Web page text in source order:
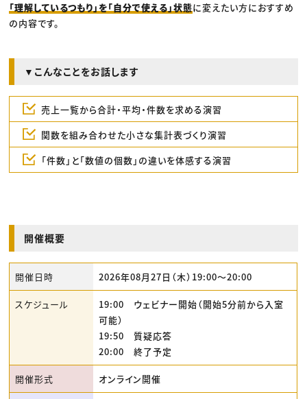
「理解しているつもり」を「自分で使える」状態に変えたい方におすすめ
の内容です。
▼こんなことをお話します
売上一覧から合計・平均・件数を求める演習
関数を組み合わせた小さな集計表づくり演習
「件数」と「数値の個数」の違いを体感する演習
開催概要
開催日時 2026年08月27日（木）19:00〜20:00
スケジュール
19:00 ウェビナー開始（開始5分前から入室
可能）
19:50 質疑応答
20:00 終了予定
開催形式 オンライン開催